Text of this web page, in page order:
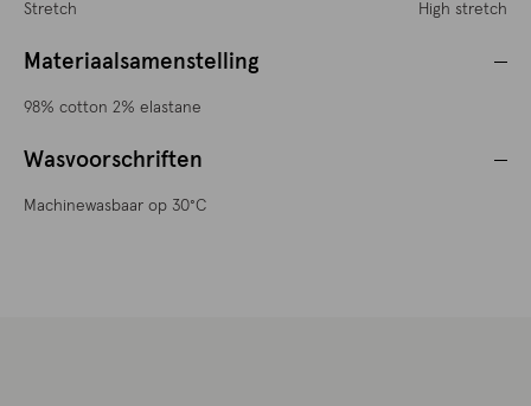
Stretch
High stretch
Materiaalsamenstelling
98% cotton 2% elastane
Wasvoorschriften
Machinewasbaar op 30°C